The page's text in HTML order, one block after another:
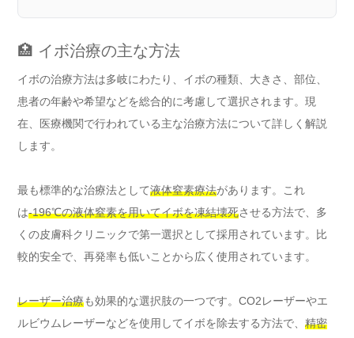
🏥 イボ治療の主な方法
イボの治療方法は多岐にわたり、イボの種類、大きさ、部位、
患者の年齢や希望などを総合的に考慮して選択されます。現
在、医療機関で行われている主な治療方法について詳しく解説
します。
最も標準的な治療法として液体窒素療法があります。これ
は-196℃の液体窒素を用いてイボを凍結壊死させる方法で、多
くの皮膚科クリニックで第一選択として採用されています。比
較的安全で、再発率も低いことから広く使用されています。
レーザー治療も効果的な選択肢の一つです。CO2レーザーやエ
ルビウムレーザーなどを使用してイボを除去する方法で、 精密